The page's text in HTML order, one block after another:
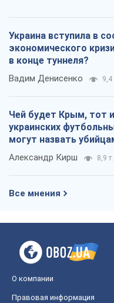
Украина вступила в
экономического
в конце туннеля?
Вадим Денисенко 9,4
Чей будет Крым, тот
украинских
могут назвать
Александр Кирш 8,9 т.
Все мнения
О компании
Правовая информация